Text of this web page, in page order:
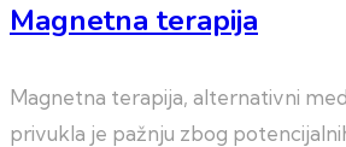
Magnetna terapija
Magnetna terapija, alternativni
privukla je pažnju zbog